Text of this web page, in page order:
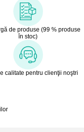
de produse (99 % produse
în stoc)
calitate pentru clienţii noştri